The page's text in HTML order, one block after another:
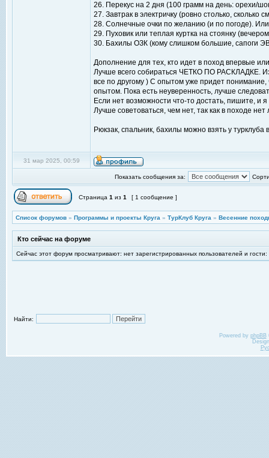
26. Перекус на 2 дня (100 грамм на день: орехи/
27. Завтрак в электричку (ровно столько,
28. Солнечные очки по желанию (и по погоде). Или
29. Пуховик или теплая куртка на стоянку
30. Бахилы ОЗК (кому слишком большие, сапоги
Дополнение для тех, кто идет в поход впервые
Лучше всего собираться ЧЕТКО ПО РАСКЛАДКЕ.
все по другому ) С опытом уже придет понимание,
опытом. Пока есть неуверенность, лучше
Если нет возможности что-то достать, пишите, и
Лучше советоваться, чем нет, так как в походе
Рюкзак, спальник, бахилы можно взять у
31 мар 2025, 00:59
Показать сообщения за:
Страница 1 из 1 [ 1 сообщение ]
Список форумов » Программы и проекты Круга » ТурКлуб Круга » Весенние
Кто сейчас на форуме
Сейчас этот форум просматривают: нет зарегистрированных пользователей и гости:
Найти:
Powered by phpBB